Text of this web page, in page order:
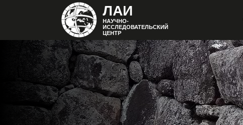
ЛАИ
НАУЧНО-
ИССЛЕДОВАТЕЛЬСКИЙ
ЦЕНТР